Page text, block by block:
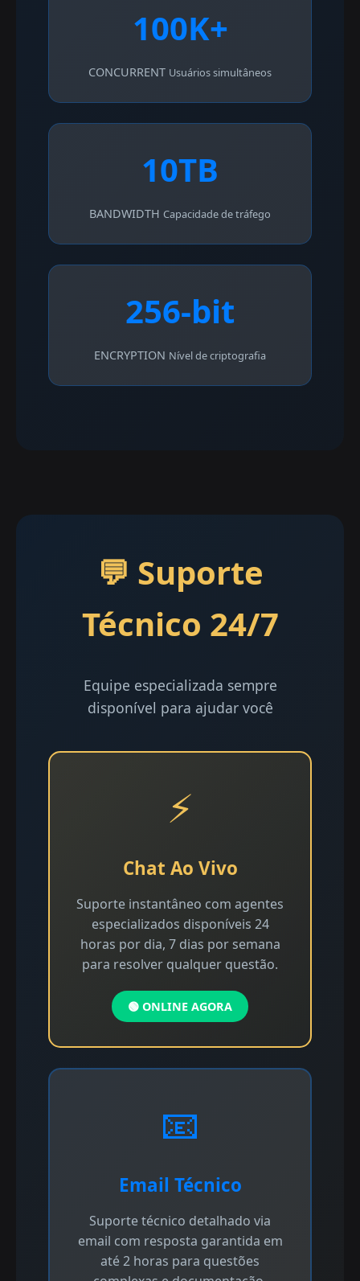
100K+
CONCURRENT Usuários simultâneos
10TB
BANDWIDTH Capacidade de tráfego
256-bit
ENCRYPTION Nível de criptografia
💬 Suporte
Técnico 24/7
Equipe especializada sempre
disponível para ajudar você
⚡
Chat Ao Vivo
Suporte instantâneo com agentes
especializados disponíveis 24
horas por dia, 7 dias por semana
para resolver qualquer questão.
🟢 ONLINE AGORA
📧
Email Técnico
Suporte técnico detalhado via
email com resposta garantida em
até 2 horas para questões